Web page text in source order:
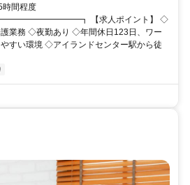
間程度
【求人ポイント】 ◇
業務 ◇夜勤あり ◇年間休日123日、ワー
すい環境 ◇アイランドセンター駅から徒